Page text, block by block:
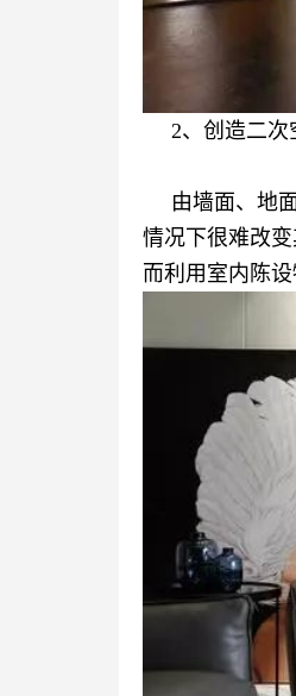
2、创造二
由墙面、地
情况下很难改
而利用室内陈